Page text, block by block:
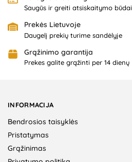
Saugūs ir greiti atsiskaitymo būdai
Prekės Lietuvoje
Daugelį prekių turime sandėlyje
Grąžinimo garantija
Prekes galite grąžinti per 14 dienų
INFORMACIJA
Bendrosios taisyklės
Pristatymas
Grąžinimas